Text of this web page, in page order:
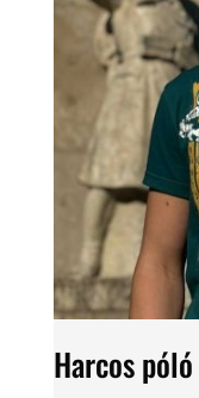
Harcos